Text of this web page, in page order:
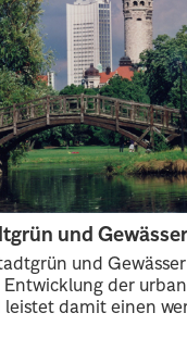
und Gewässer
und
Entwicklung der
leistet damit einen